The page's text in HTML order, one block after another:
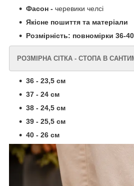
Фасон - черевики челсі
Якісне пошиття та матеріали
Розмірність: повномірки 36-40
РОЗМІРНА СІТКА - СТОПА В
36 - 23,5 см
37 - 24 см
38 - 24,5 см
39 - 25,5 см
40 - 26 см